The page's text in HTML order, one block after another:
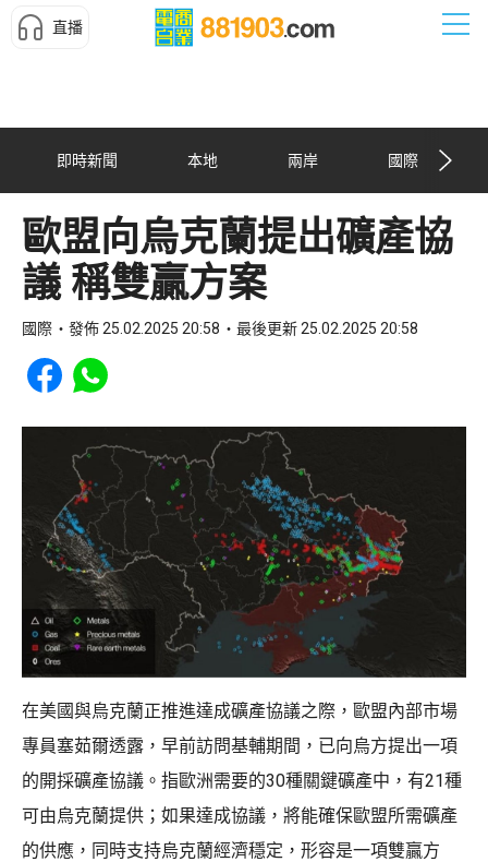
直播
即時新聞 本地 兩岸 國際
歐盟向烏克蘭提出礦產協
議 稱雙贏方案
國際 發佈 25.02.2025 20:58 最後更新 25.02.2025 20:58
Share to Facebook
Share to WhatsApp
在美國與烏克蘭正推進達成礦產協議之際，歐盟內部市場
專員塞茹爾透露，早前訪問基輔期間，已向烏方提出一項
的開採礦產協議。指歐洲需要的30種關鍵礦產中，有21種
可由烏克蘭提供；如果達成協議，將能確保歐盟所需礦產
的供應，同時支持烏克蘭經濟穩定，形容是一項雙贏方